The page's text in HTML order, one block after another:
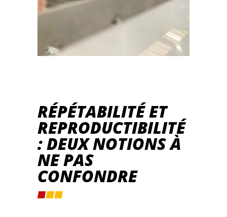
RÉPÉTABILITÉ ET
REPRODUCTIBILITÉ
: DEUX NOTIONS À
NE PAS
CONFONDRE